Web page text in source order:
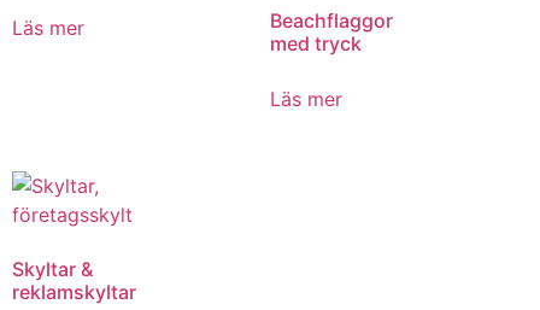
Läs mer
Beachflaggor
med tryck
Läs mer
Skyltar &
reklamskyltar